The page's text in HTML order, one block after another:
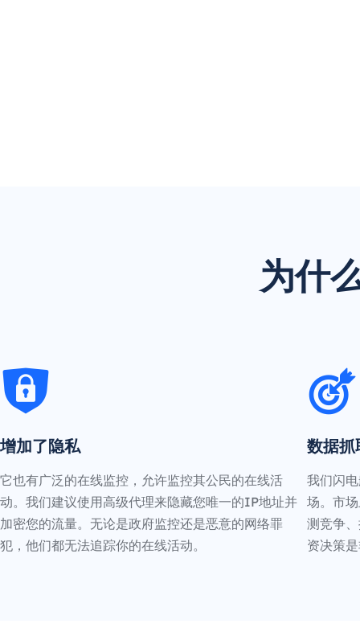
为什
增加了隐私
它也有广泛的在线监控，允许监控其公民的在线活
动。我们建议使用高级代理来隐藏您唯一的IP地址并
加密您的流量。无论是政府监控还是恶意的网络罪
犯，他们都无法追踪你的在线活动。
数据抓
我们闪
场。市
测竞争
资决策